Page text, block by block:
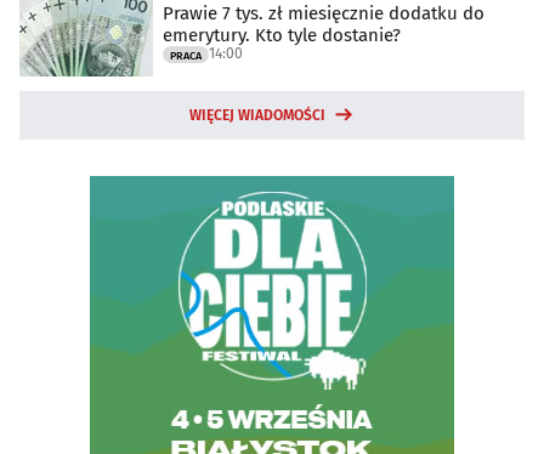
Prawie 7 tys. zł miesięcznie dodatku do
emerytury. Kto tyle dostanie?
PRACA 14:00
WIĘCEJ WIADOMOŚCI